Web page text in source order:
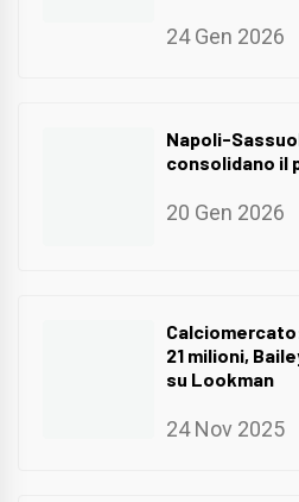
24 Gen 2026
Napoli-
consolidano il
20 Gen 2026
21 milioni,
su Lookman
24 Nov 2025